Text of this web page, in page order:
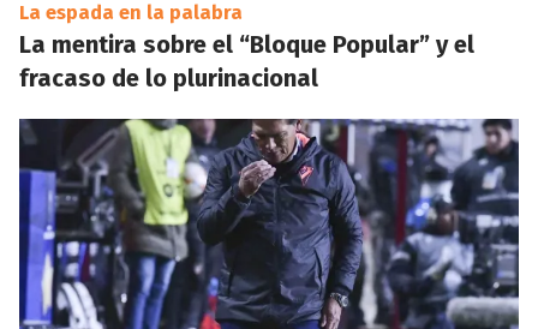
La espada en la palabra
La mentira sobre el “Bloque Popular” y el
fracaso de lo plurinacional